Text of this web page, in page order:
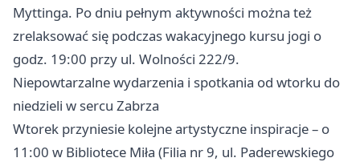
Myttinga. Po dniu pełnym aktywności można też
zrelaksować się podczas wakacyjnego kursu jogi o
godz. 19:00 przy ul. Wolności 222/9.
Niepowtarzalne wydarzenia i spotkania od wtorku do
niedzieli w sercu Zabrza
Wtorek przyniesie kolejne artystyczne inspiracje – o
11:00 w Bibliotece Miła (Filia nr 9, ul. Paderewskiego